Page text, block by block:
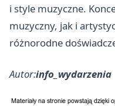
i style muzyczne.
muzyczny, jak i
różnorodne
Autor:info_wydarzenia